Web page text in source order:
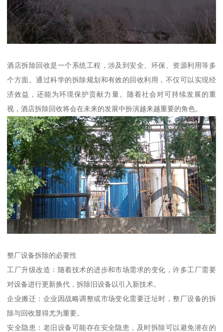
酒店拆除回收是一个系统工程，涉及到安全、环保、资源利用等多
个方面。通过科学的拆除规划和有效的回收利用，不仅可以实现经
济效益，还能为环境保护贡献力量。随着社会对可持续发展的重
视，酒店拆除回收将会在未来的发展中扮演越来越重要的角色。
整厂设备拆除的必要性
工厂升级改造：随着技术的进步和市场需求的变化，许多工厂需要
对设备进行更新换代，拆除旧设备以引入新技术。
企业搬迁：企业因战略调整或市场变化需要迁址时，整厂设备的拆
除与回收显得尤为重要。
安全隐患：老旧设备可能存在安全隐患，及时拆除可以避免潜在的